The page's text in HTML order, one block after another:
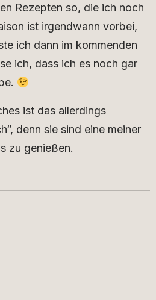
Rezepten so, die ich noch
ist irgendwann vorbei,
ich dann im kommenden
ich, dass ich es noch gar
ist das allerdings
denn sie sind eine meiner
zu genießen.